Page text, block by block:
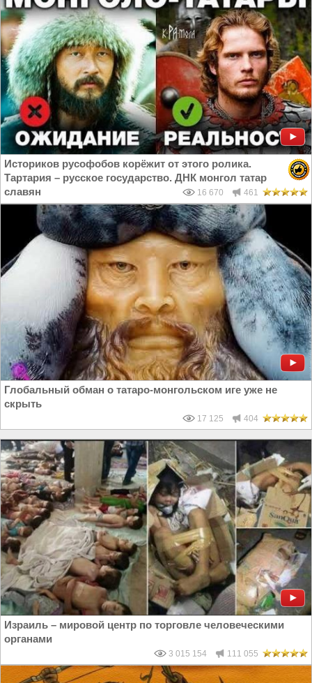
Историков русофобов корёжит от этого ролика.
Тартария – русское государство. ДНК монгол татар
славян
16 670 461
Глобальный обман о татаро-монгольском иге уже не
скрыть
17 125 404
Израиль – мировой центр по торговле человеческими
органами
3 015 154 111 055